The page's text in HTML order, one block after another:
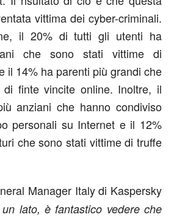
vittima dei cyber-criminali.
il 20% di tutti gli utenti ha
che sono stati vittime di
il 14% ha parenti più grandi che
finte vincite online. Inoltre, il
anziani che hanno condiviso
personali su Internet e il 12%
che sono stati vittime di truffe
Manager Italy di Kaspersky
un lato, è fantastico vedere che